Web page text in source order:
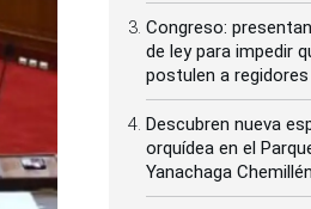
Congreso:
de ley para impedir
postulen a regidores
Descubren nueva
orquídea en el
Yanachaga Chemillén